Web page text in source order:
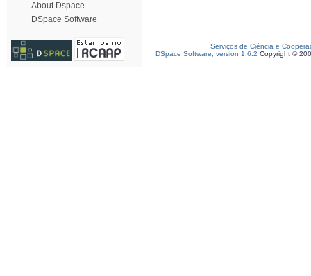
About Dspace
DSpace Software
Serviços de Ciência e
DSpace Software, version 1.6.2 Copyright ©